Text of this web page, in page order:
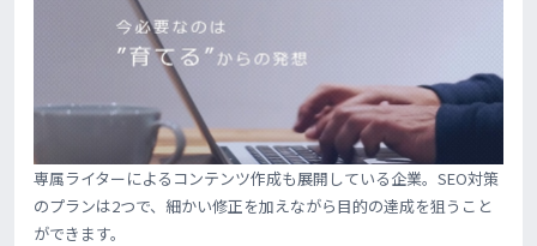
専属ライターによるコンテンツ作成も展開している企業。SEO対策
のプランは2つで、細かい修正を加えながら目的の達成を狙うこと
ができます。